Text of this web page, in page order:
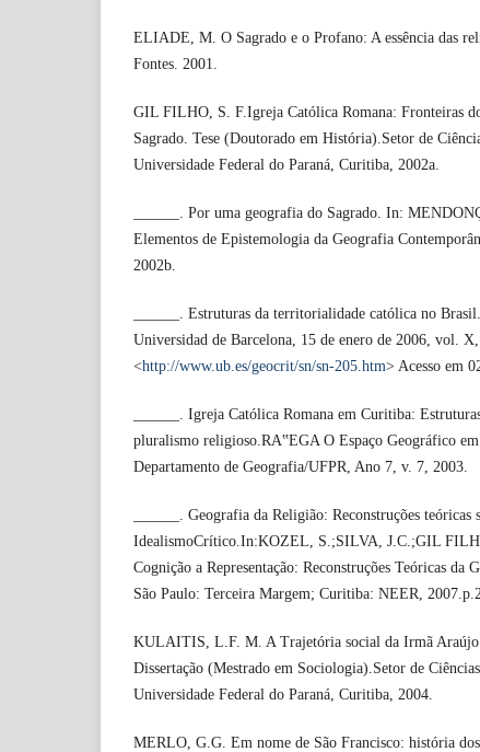
ELIADE, M. O Sagrado e o Profano: A essência das
Fontes. 2001.
GIL FILHO, S. F.Igreja Católica Romana: Fronteiras
Sagrado. Tese (Doutorado em História).Setor de
Universidade Federal do Paraná, Curitiba, 2002a.
______. Por uma geografia do Sagrado. In:
Elementos de Epistemologia da Geografia
2002b.
______. Estruturas da territorialidade católica no
Universidad de Barcelona, 15 de enero de 2006, vol.
<http://www.ub.es/geocrit/sn/sn-205.htm> Acesso em
______. Igreja Católica Romana em Curitiba:
pluralismo religioso.RA‟EGA O Espaço Geográfico
Departamento de Geografia/UFPR, Ano 7, v. 7, 2003.
______. Geografia da Religião: Reconstruções teóricas
IdealismoCrítico.In:KOZEL, S.;SILVA, J.C.;GIL
Cognição a Representação: Reconstruções Teóricas da
São Paulo: Terceira Margem; Curitiba: NEER,
KULAITIS, L.F. M. A Trajetória social da Irmã Araújo:
Dissertação (Mestrado em Sociologia).Setor de
Universidade Federal do Paraná, Curitiba, 2004.
MERLO, G.G. Em nome de São Francisco: história